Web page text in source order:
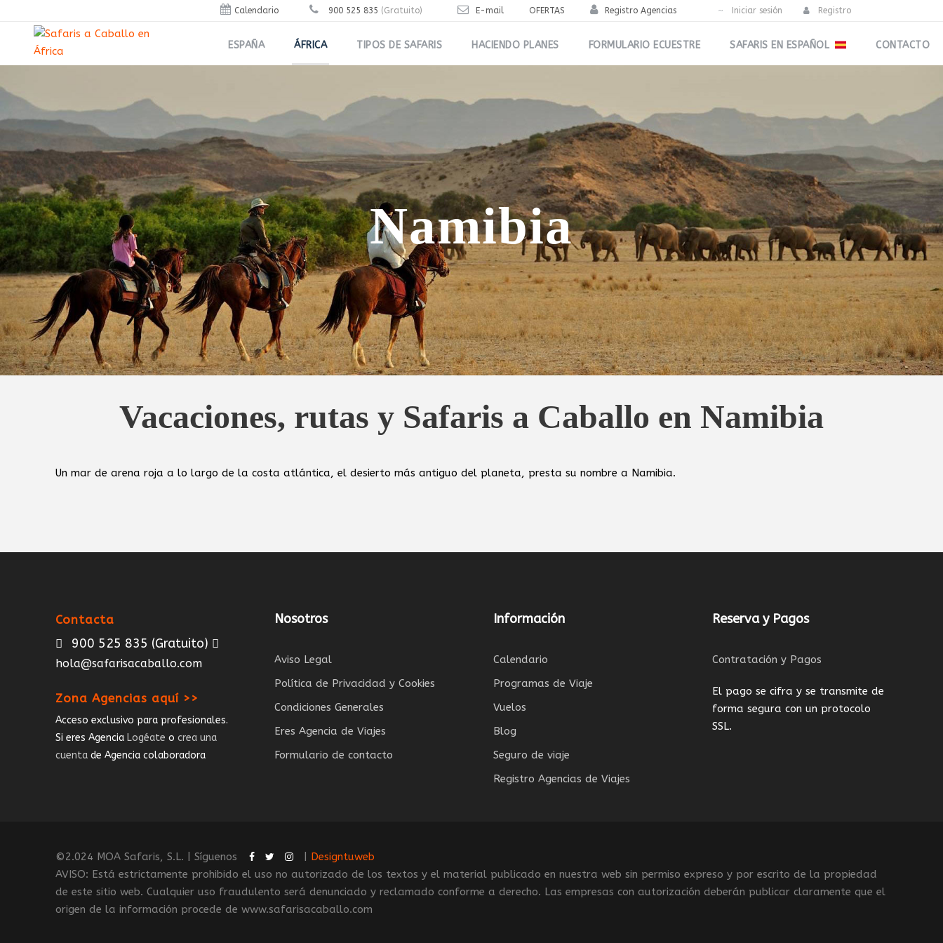
Calendario 900 525 835 (Gratuito) E-mail OFERTAS Registro Agencias Iniciar sesión Registro
ESPAÑA ÁFRICA TIPOS DE SAFARIS HACIENDO PLANES FORMULARIO ECUESTRE SAFARIS EN ESPAÑOL CONTACTO
Namibia
Vacaciones, rutas y Safaris a Caballo en Namibia
Un mar de arena roja a lo largo de la costa atlántica, el desierto más antiguo del planeta, presta su nombre a Namibia.
Contacta
900 525 835 (Gratuito)
hola@safarisacaballo.com
Zona Agencias aquí >>
Acceso exclusivo para profesionales.
Si eres Agencia Logéate o crea una
cuenta de Agencia colaboradora
Nosotros
Aviso Legal
Política de Privacidad y Cookies
Condiciones Generales
Eres Agencia de Viajes
Formulario de contacto
Información
Calendario
Programas de Viaje
Vuelos
Blog
Seguro de viaje
Registro Agencias de Viajes
Reserva y Pagos
Contratación y Pagos
El pago se cifra y se transmite de
forma segura con un protocolo
SSL.
©2.024 MOA Safaris, S.L. | Síguenos
Designtuweb
AVISO: Está estrictamente prohibido el uso no autorizado de los textos y el material publicado en nuestra web sin permiso expreso y por escrito de la propiedad
de este sitio web. Cualquier uso fraudulento será denunciado y reclamado conforme a derecho. Las empresas con autorización deberán publicar claramente que el
origen de la información procede de www.safarisacaballo.com